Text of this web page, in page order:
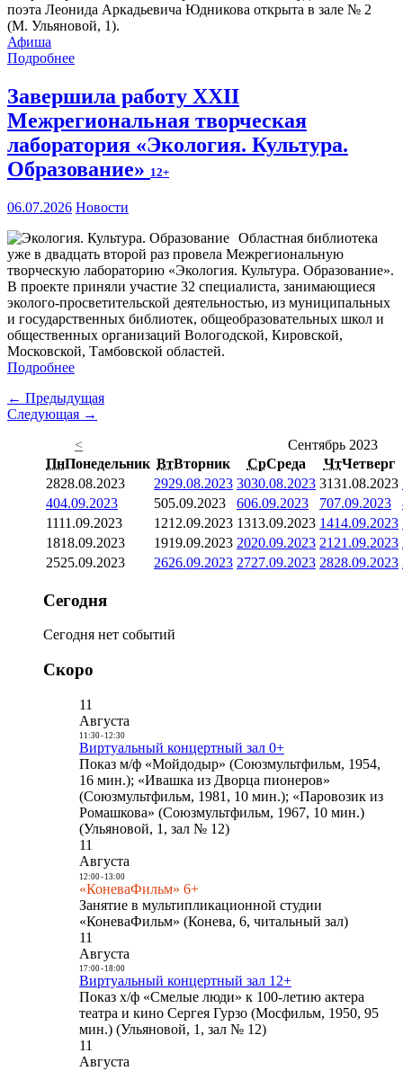
поэта Леонида Аркадьевича Юдникова открыта в зале № 2
(М. Ульяновой, 1).
Афиша
Подробнее
Завершила работу XXII
Межрегиональная творческая
лаборатория «Экология. Культура.
Образование» 12+
06.07.2026 Новости
Областная библиотека
уже в двадцать второй раз провела Межрегиональную
творческую лабораторию «Экология. Культура. Образование».
В проекте приняли участие 32 специалиста, занимающиеся
эколого-просветительской деятельностью, из муниципальных
и государственных библиотек, общеобразовательных школ и
общественных организаций Вологодской, Кировской,
Московской, Тамбовской областей.
Подробнее
← Предыдущая
Следующая →
<
Сентябрь 2023
ПнПонедельник ВтВторник СрСреда ЧтЧетверг
2828.08.2023 2929.08.2023 3030.08.2023 3131.08.2023
404.09.2023 505.09.2023 606.09.2023 707.09.2023
1111.09.2023 1212.09.2023 1313.09.2023 1414.09.2023
1818.09.2023 1919.09.2023 2020.09.2023 21 21.09.2023
2525.09.2023 2626.09.2023 2727.09.2023 2828.09.2023
Сегодня
Сегодня нет событий
Скоро
11
Августа
11:30- 12:30
Виртуальный концертный зал 0+
Показ м/ф «Мойдодыр» (Союзмультфильм, 1954,
16 мин.); «Ивашка из Дворца пионеров»
(Союзмультфильм, 1981, 10 мин.); «Паровозик из
Ромашкова» (Союзмультфильм, 1967, 10 мин.)
(Ульяновой, 1, зал № 12)
11
Августа
12:00- 13:00
«КоневаФильм» 6+
Занятие в мультипликационной студии
«КоневаФильм» (Конева, 6, читальный зал)
11
Августа
17:00- 18:00
Виртуальный концертный зал 12+
Показ х/ф «Смелые люди» к 100-летию актера
театра и кино Сергея Гурзо (Мосфильм, 1950, 95
мин.) (Ульяновой, 1, зал № 12)
11
Августа